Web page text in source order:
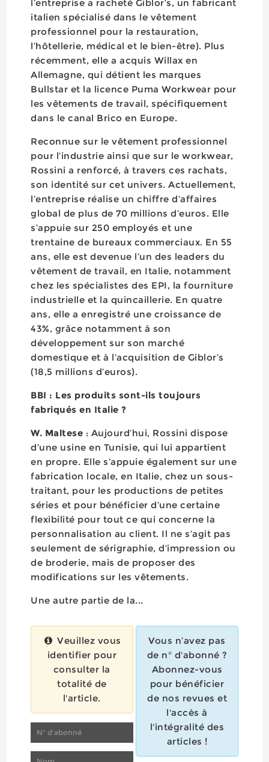
l’entreprise a racheté Giblor’s, un fabricant
italien spécialisé dans le vêtement
professionnel pour la restauration,
l’hôtellerie, médical et le bien-être). Plus
récemment, elle a acquis Willax en
Allemagne, qui détient les marques
Bullstar et la licence Puma Workwear pour
les vêtements de travail, spécifiquement
dans le canal Brico en Europe.
Reconnue sur le vêtement professionnel
pour l’industrie ainsi que sur le workwear,
Rossini a renforcé, à travers ces rachats,
son identité sur cet univers. Actuellement,
l’entreprise réalise un chiffre d’affaires
global de plus de 70 millions d’euros. Elle
s’appuie sur 250 employés et une
trentaine de bureaux commerciaux. En 55
ans, elle est devenue l’un des leaders du
vêtement de travail, en Italie, notamment
chez les spécialistes des EPI, la fourniture
industrielle et la quincaillerie. En quatre
ans, elle a enregistré une croissance de
43%, grâce notamment à son
développement sur son marché
domestique et à l’acquisition de Giblor’s
(18,5 millions d’euros).
BBI : Les produits sont-ils toujours
fabriqués en Italie ?
W. Maltese : Aujourd’hui, Rossini dispose
d’une usine en Tunisie, qui lui appartient
en propre. Elle s’appuie également sur une
fabrication locale, en Italie, chez un sous-
traitant, pour les productions de petites
séries et pour bénéficier d’une certaine
flexibilité pour tout ce qui concerne la
personnalisation au client. Il ne s’agit pas
seulement de sérigraphie, d’impression ou
de broderie, mais de proposer des
modifications sur les vêtements.
Une autre partie de la...
Veuillez vous
identifier pour
consulter la
totalité de
l'article.
Vous n’avez pas
de n° d'abonné ?
Abonnez-vous
pour bénéficier
de nos revues et
l'accès à
l'intégralité des
articles !